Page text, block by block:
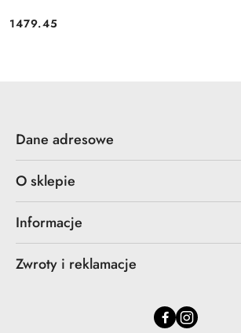
Cena:
1479.45
Dane adresowe
O sklepie
Informacje
Zwroty i reklamacje